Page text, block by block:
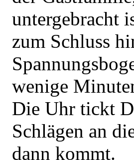
untergebracht
zum Schluss
wenige
Die Uhr tickt
Schlägen an
dann kommt.